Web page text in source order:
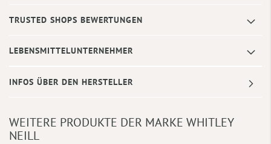
TRUSTED SHOPS BEWERTUNGEN
LEBENSMITTELUNTERNEHMER
INFOS ÜBER DEN HERSTELLER
WEITERE PRODUKTE DER MARKE WHITLEY
NEILL